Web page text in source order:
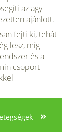
az agy
ajánlott.
fejti ki, tehát
lesz, míg
és a
csoport